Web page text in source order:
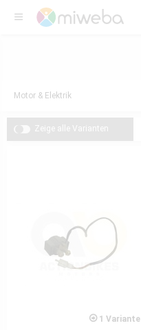
Motor & Elektrik
Zeige alle Varianten
1 Variante